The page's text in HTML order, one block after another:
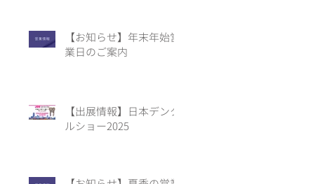
【お知らせ】年末年始営
業日のご案内
【出展情報】日本デンタ
ルショー2025